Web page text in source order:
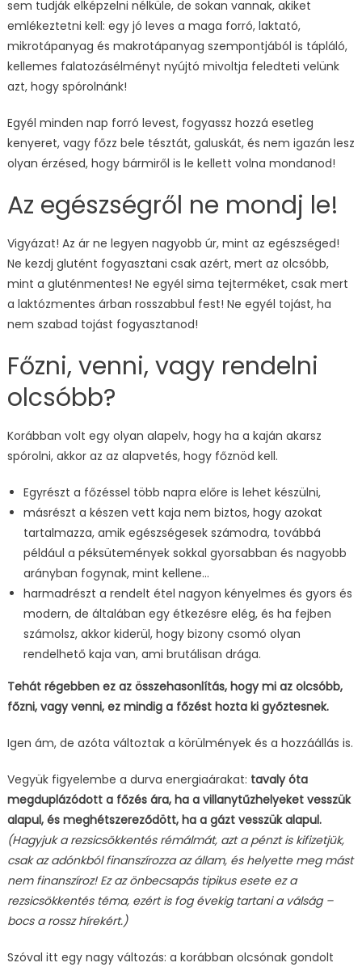
sem tudják elképzelni nélküle, de sokan vannak, akiket
emlékeztetni kell: egy jó leves a maga forró, laktató,
mikrotápanyag és makrotápanyag szempontjából is tápláló,
kellemes falatozásélményt nyújtó mivoltja feledteti velünk
azt, hogy spórolnánk!
Egyél minden nap forró levest, fogyassz hozzá esetleg
kenyeret, vagy főzz bele tésztát, galuskát, és nem igazán lesz
olyan érzésed, hogy bármiről is le kellett volna mondanod!
Az egészségről ne mondj le!
Vigyázat! Az ár ne legyen nagyobb úr, mint az egészséged!
Ne kezdj glutént fogyasztani csak azért, mert az olcsóbb,
mint a gluténmentes! Ne egyél sima tejterméket, csak mert
a laktózmentes árban rosszabbul fest! Ne egyél tojást, ha
nem szabad tojást fogyasztanod!
Főzni, venni, vagy rendelni
olcsóbb?
Korábban volt egy olyan alapelv, hogy ha a kaján akarsz
spórolni, akkor az az alapvetés, hogy főznöd kell.
Egyrészt a főzéssel több napra előre is lehet készülni,
másrészt a készen vett kaja nem biztos, hogy azokat
tartalmazza, amik egészségesek számodra, továbbá
például a péksütemények sokkal gyorsabban és nagyobb
arányban fogynak, mint kellene…
harmadrészt a rendelt étel nagyon kényelmes és gyors és
modern, de általában egy étkezésre elég, és ha fejben
számolsz, akkor kiderül, hogy bizony csomó olyan
rendelhető kaja van, ami brutálisan drága.
Tehát régebben ez az összehasonlítás, hogy mi az olcsóbb,
főzni, vagy venni, ez mindig a főzést hozta ki győztesnek.
Igen ám, de azóta változtak a körülmények és a hozzáállás is.
Vegyük figyelembe a durva energiaárakat: tavaly óta
megduplázódott a főzés ára, ha a villanytűzhelyeket vesszük
alapul, és meghétszereződött, ha a gázt vesszük alapul.
(Hagyjuk a rezsicsökkentés rémálmát, azt a pénzt is kifizetjük,
csak az adónkból finanszírozza az állam, és helyette meg mást
nem finanszíroz! Ez az önbecsapás tipikus esete ez a
rezsicsökkentés téma, ezért is fog évekig tartani a válság –
bocs a rossz hírekért.)
Szóval itt egy nagy változás: a korábban olcsónak gondolt